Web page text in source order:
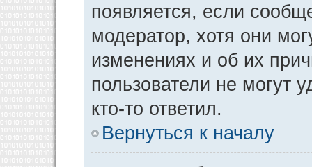
появляется, если
модератор, хотя они
изменениях и об их
пользователи не могут
кто-то ответил.
Вернуться к началу